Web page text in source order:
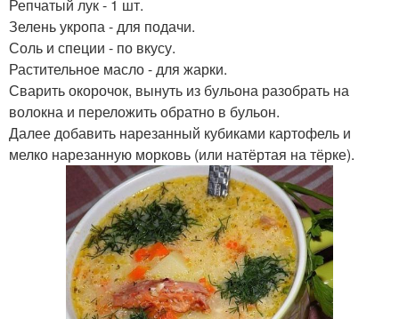
Репчатый лук - 1 шт.
Зелень укропа - для подачи.
Соль и специи - по вкусу.
Растительное масло - для жарки.
Сварить окорочок, вынуть из бульона разобрать на
волокна и переложить обратно в бульон.
Далее добавить нарезанный кубиками картофель и
мелко нарезанную морковь (или натёртая на тёрке).